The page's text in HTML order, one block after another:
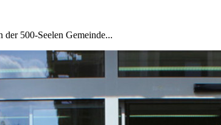
500-Seelen Gemeinde...